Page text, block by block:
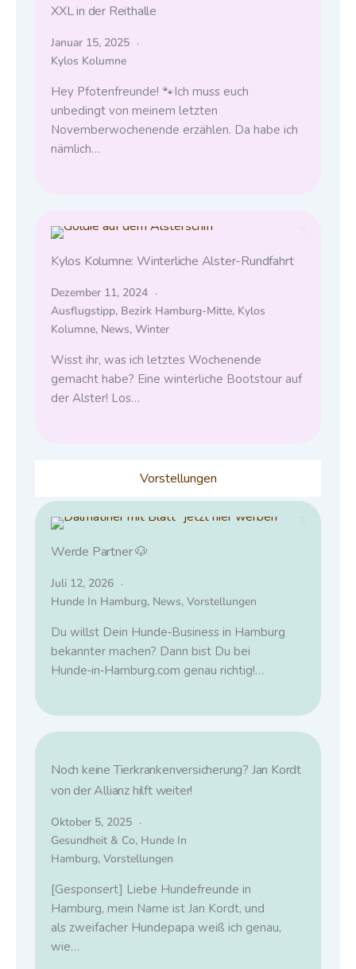
XXL in der Reithalle
Januar 15, 2025
Kylos Kolumne
Hey Pfotenfreunde! 🐾Ich muss euch
unbedingt von meinem letzten
Novemberwochenende erzählen. Da habe ich
nämlich…
Kylos Kolumne: Winterliche Alster-Rundfahrt
Dezember 11, 2024
Ausflugstipp, Bezirk Hamburg-Mitte, Kylos
Kolumne, News, Winter
Wisst ihr, was ich letztes Wochenende
gemacht habe? Eine winterliche Bootstour auf
der Alster! Los…
Vorstellungen
Werde Partner 🐶
Juli 12, 2026
Hunde In Hamburg, News, Vorstellungen
Du willst Dein Hunde‑Business in Hamburg
bekannter machen? Dann bist Du bei
Hunde‑in‑Hamburg.com genau richtig!…
Noch keine Tierkrankenversicherung? Jan Kordt
von der Allianz hilft weiter!
Oktober 5, 2025
Gesundheit & Co, Hunde In
Hamburg, Vorstellungen
[Gesponsert] Liebe Hundefreunde in
Hamburg, mein Name ist Jan Kordt, und
als zweifacher Hundepapa weiß ich genau,
wie…